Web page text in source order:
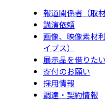
報道関係者（取材
講演依頼
画像、映像素材
イブス）
展示品を借りたい
寄付のお願い
採用情報
調達・契約情報